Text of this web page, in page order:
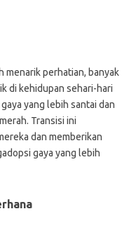
menarik perhatian, banyak
di kehidupan sehari-hari
yang lebih santai dan
Transisi ini
dan memberikan
gaya yang lebih